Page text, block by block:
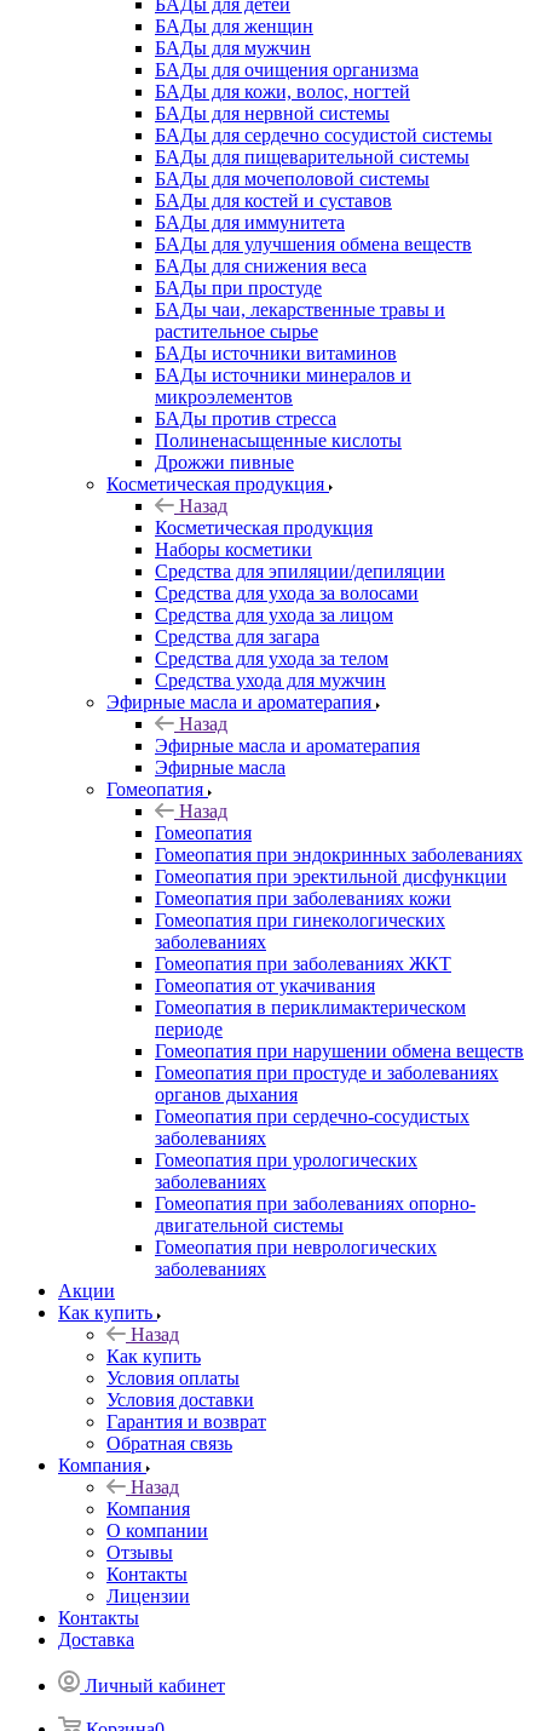
БАДы для детей
БАДы для женщин
БАДы для мужчин
БАДы для очищения организма
БАДы для кожи, волос, ногтей
БАДы для нервной системы
БАДы для сердечно сосудистой системы
БАДы для пищеварительной системы
БАДы для мочеполовой системы
БАДы для костей и суставов
БАДы для иммунитета
БАДы для улучшения обмена веществ
БАДы для снижения веса
БАДы при простуде
БАДы чаи, лекарственные травы и
растительное сырье
БАДы источники витаминов
БАДы источники минералов и
микроэлементов
БАДы против стресса
Полиненасыщенные кислоты
Дрожжи пивные
Косметическая продукция
Назад
Косметическая продукция
Наборы косметики
Средства для эпиляции/депиляции
Средства для ухода за волосами
Средства для ухода за лицом
Средства для загара
Средства для ухода за телом
Средства ухода для мужчин
Эфирные масла и ароматерапия
Назад
Эфирные масла и ароматерапия
Эфирные масла
Гомеопатия
Назад
Гомеопатия
Гомеопатия при эндокринных заболеваниях
Гомеопатия при эректильной дисфункции
Гомеопатия при заболеваниях кожи
Гомеопатия при гинекологических
заболеваниях
Гомеопатия при заболеваниях ЖКТ
Гомеопатия от укачивания
Гомеопатия в периклимактерическом
периоде
Гомеопатия при нарушении обмена веществ
Гомеопатия при простуде и заболеваниях
органов дыхания
Гомеопатия при сердечно-сосудистых
заболеваниях
Гомеопатия при урологических
заболеваниях
Гомеопатия при заболеваниях опорно-
двигательной системы
Гомеопатия при неврологических
заболеваниях
Акции
Как купить
Назад
Как купить
Условия оплаты
Условия доставки
Гарантия и возврат
Обратная связь
Компания
Назад
Компания
О компании
Отзывы
Контакты
Лицензии
Контакты
Доставка
Личный кабинет